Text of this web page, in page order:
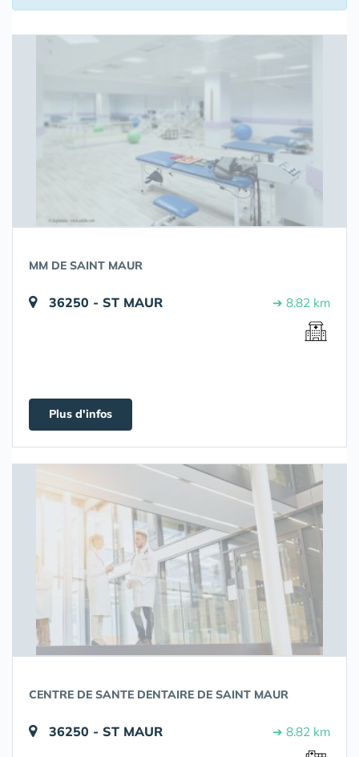
MM DE SAINT MAUR
36250 - ST MAUR ➔ 8.82 km
Plus d'infos
CENTRE DE SANTE DENTAIRE DE SAINT MAUR
36250 - ST MAUR ➔ 8.82 km